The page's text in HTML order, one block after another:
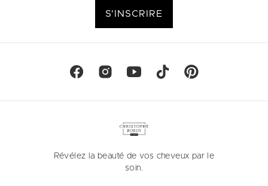
S'INSCRIRE
Révélez la beauté de vos cheveux par le
soin.